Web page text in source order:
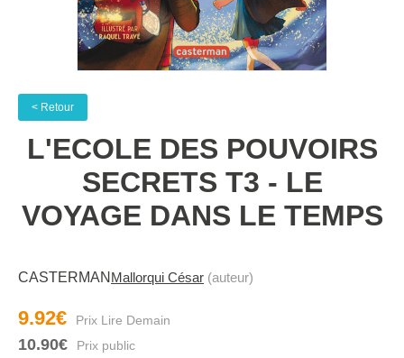
< Retour
L'ECOLE DES POUVOIRS
SECRETS T3 - LE
VOYAGE DANS LE TEMPS
CASTERMAN Mallorqui César (auteur)
9.92€
10.90€